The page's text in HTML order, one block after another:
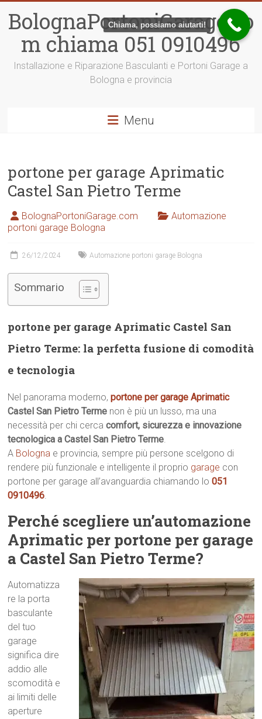
contenuto
BolognaPortoniGarage.co
m chiama 051 0910496
Installazione e Riparazione Basculanti e Portoni Garage a
Bologna e provincia
Menu
portone per garage Aprimatic
Castel San Pietro Terme
BolognaPortoniGarage.com
Automazione
portoni garage Bologna
26/12/2024 Automazione portoni garage Bologna
Sommario
portone per garage Aprimatic Castel San
Pietro Terme: la perfetta fusione di comodità
e tecnologia
Nel panorama moderno,portone per garage Aprimatic
Castel San Pietro Terme non è più un lusso, ma una
necessità per chi cercacomfort, sicurezza e innovazione
tecnologica a Castel San Pietro Terme.
A Bologna e provincia, sempre più persone scelgono di
rendere più funzionale e intelligente il proprio garage con
portone per garage all’avanguardia chiamando lo051
0910496.
Perché scegliere un’automazione
Aprimatic per portone per garage
a Castel San Pietro Terme?
Automatizza
re la porta
basculante
del tuo
garage
significa dire
addio alle
scomodità e
ai limiti delle
aperture
Chiama, possiamo aiutarti!